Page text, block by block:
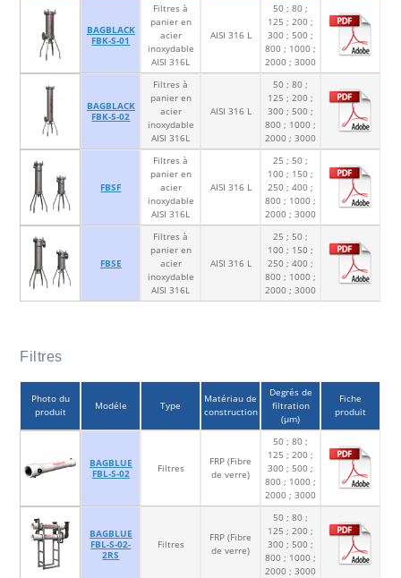
BAGBLACK
FBK-S-01
Filtres à
panier en
acier
inoxydable
AISI 316L
AISI 316 L
50 ; 80 ;
125 ; 200 ;
300 ; 500 ;
800 ; 1000 ;
2000 ; 3000
BAGBLACK
FBK-S-02
Filtres à
panier en
acier
inoxydable
AISI 316L
AISI 316 L
50 ; 80 ;
125 ; 200 ;
300 ; 500 ;
800 ; 1000 ;
2000 ; 3000
FBSF
Filtres à
panier en
acier
inoxydable
AISI 316L
AISI 316 L
25 ; 50 ;
100 ; 150 ;
250 ; 400 ;
800 ; 1000 ;
2000 ; 3000
FBSE
Filtres à
panier en
acier
inoxydable
AISI 316L
AISI 316 L
25 ; 50 ;
100 ; 150 ;
250 ; 400 ;
800 ; 1000 ;
2000 ; 3000
Filtres
Photo du
produit
Modéle Type
Matériau de
construction
Degrés de
filtration
(µm)
Fiche
produit
BAGBLUE
FBL-S-02
Filtres
FRP (Fibre
de verre)
50 ; 80 ;
125 ; 200 ;
300 ; 500 ;
800 ; 1000 ;
2000 ; 3000
BAGBLUE
FBL-S-02-
2RS
Filtres
FRP (Fibre
de verre)
50 ; 80 ;
125 ; 200 ;
300 ; 500 ;
800 ; 1000 ;
2000 ; 3000